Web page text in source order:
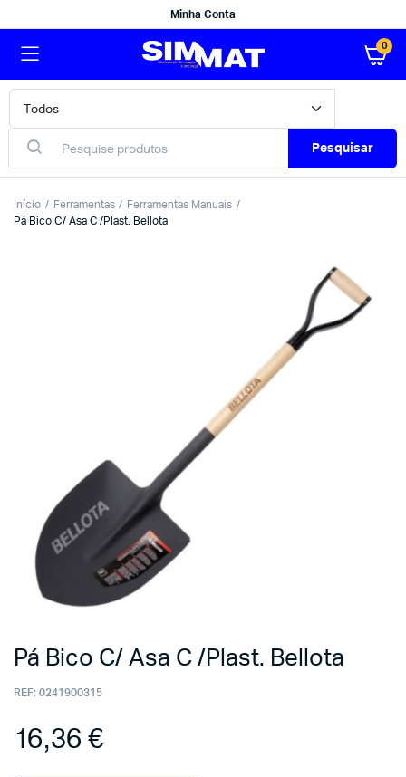
Minha Conta
0
Pesquisar
Início Ferramentas
Ferramentas Manuais
Pá Bico C/ Asa C /Plast. Bellota
Pá Bico C/ Asa C /Plast. Bellota
REF: 0241900315
16,36€